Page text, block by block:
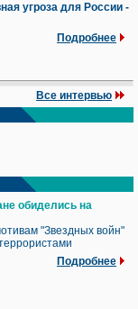
угроза для России -
Подробнее
Все интервью
обиделись на
"Звездных войн"
Подробнее